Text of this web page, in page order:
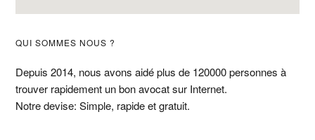
Barre
latérale
principale
QUI SOMMES NOUS ?
Depuis 2014, nous avons aidé plus de 120000 personnes à
trouver rapidement un bon avocat sur Internet.
Notre devise: Simple, rapide et gratuit.